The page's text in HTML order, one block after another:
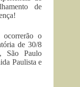
de
ocorrerão o
de 30/8
São Paulo
Paulista e